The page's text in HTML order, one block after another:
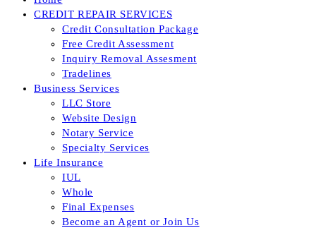
CREDIT REPAIR SERVICES
Credit Consultation Package
Free Credit Assessment
Inquiry Removal Assesment
Tradelines
Business Services
LLC Store
Website Design
Notary Service
Specialty Services
Life Insurance
IUL
Whole
Final Expenses
Become an Agent or Join Us